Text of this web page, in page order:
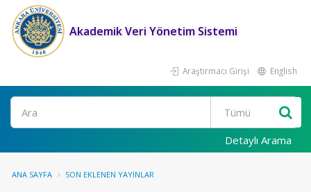
Akademik Veri Yönetim Sistemi
Araştırmacı Girişi English
Ara
Detaylı Arama
ANA SAYFA SON EKLENEN YAYINLAR